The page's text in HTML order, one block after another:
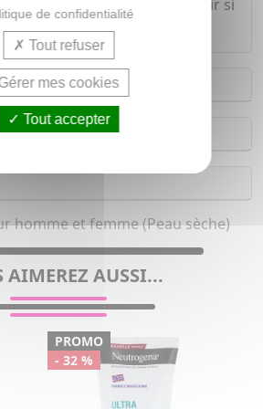
qui peuvent survenir si
nourris.
homme et femme (Peau sèche)
AIMEREZ AUSSI...
PROMO
- 32 %
de confidentialité
Tout refuser
mes cookies
Tout accepter